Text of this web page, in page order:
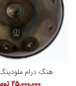
هنگ درام